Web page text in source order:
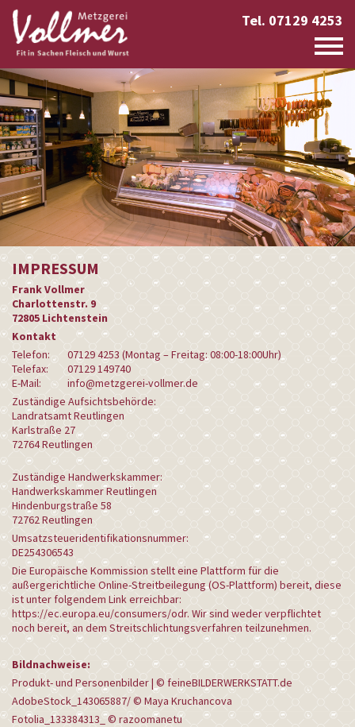
Tel. 07129 4253
IMPRESSUM
Frank Vollmer
Charlottenstr. 9
72805 Lichtenstein
Kontakt
Telefon:
07129 4253 (Montag – Freitag: 08:00-18:00Uhr)
Telefax:
07129 149740
E-Mail:
info@metzgerei-vollmer.de
Zuständige Aufsichtsbehörde:
Landratsamt Reutlingen
Karlstraße 27
72764 Reutlingen
Zuständige Handwerkskammer:
Handwerkskammer Reutlingen
Hindenburgstraße 58
72762 Reutlingen
Umsatzsteueridentifikationsnummer:
DE254306543
Die Europäische Kommission stellt eine Plattform für die
außergerichtliche Online-Streitbeilegung (OS-Plattform) bereit, diese
ist unter folgendem Link erreichbar:
https://ec.europa.eu/consumers/odr. Wir sind weder verpflichtet
noch bereit, an dem Streitschlichtungsverfahren teilzunehmen.
Bildnachweise:
Produkt- und Personenbilder | © feineBILDERWERKSTATT.de
AdobeStock_143065887/ © Maya Kruchancova
Fotolia_133384313_ © razoomanetu